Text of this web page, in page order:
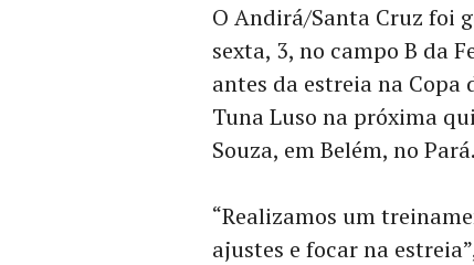
O Andirá/Santa Cruz foi
sexta, 3, no campo B da
antes da estreia na Copa
Tuna Luso na próxima
Souza, em Belém, no Pará.
“Realizamos um
ajustes e focar na